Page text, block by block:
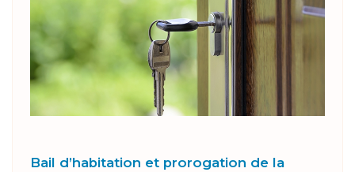
Bail d’habitation et prorogation de la